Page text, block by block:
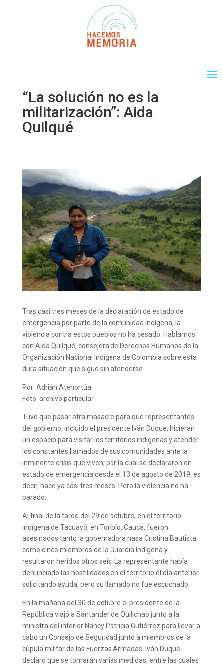
“La solución no es la
militarización”: Aida
Quilqué
Tras casi tres meses de la declaración de estado de
emergencia por parte de la comunidad indígena, la
violencia contra estos pueblos no ha cesado. Hablamos
con Aida Quilqué, consejera de Derechos Humanos de la
Organización Nacional Indígena de Colombia sobre esta
dura situación que sigue sin atenderse.
Por: Adrián Atehortúa
Foto: archivo particular
Tuvo que pasar otra masacre para que representantes
del gobierno, incluido el presidente Iván Duque, hicieran
un espacio para visitar los territorios indígenas y atender
los constantes llamados de sus comunidades ante la
inminente crisis que viven, por la cual se declararon en
estado de emergencia desde el 13 de agosto de 2019, es
decir, hace ya casi tres meses. Pero la violencia no ha
parado.
Al final de la tarde del 29 de octubre, en el territorio
indígena de Tacuayó, en Toribío, Cauca, fueron
asesinados tanto la gobernadora nasa Cristina Bautista
como cinco miembros de la Guardia Indígena y
resultaron heridos otros seis. La representante había
denunciado las hostilidades en el territorio el día anterior
solicitando ayuda, pero su llamado no fue escuchado.
En la mañana del 30 de octubre el presidente de la
República viajó a Santander de Quilichao junto a la
ministra del interior Nancy Patricia Gutiérrez para llevar a
cabo un Consejo de Seguridad junto a miembros de la
cúpula militar de las Fuerzas Armadas. Iván Duque
declaró que se tomarán varias medidas, entre las cuales